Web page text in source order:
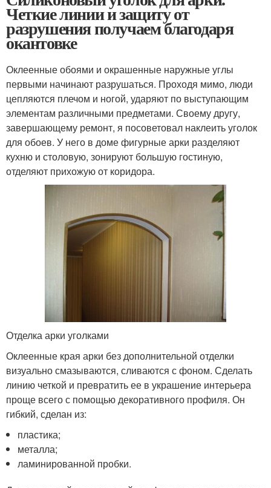
Четкие линии и защиту от
разрушения получаем благодаря
окантовке
Оклеенные обоями и окрашенные наружные углы
первыми начинают разрушаться. Проходя мимо, люди
цепляются плечом и ногой, ударяют по выступающим
элементам различными предметами. Своему другу,
завершающему ремонт, я посоветовал наклеить уголок
для обоев. У него в доме фигурные арки разделяют
кухню и столовую, зонируют большую гостиную,
отделяют прихожую от коридора.
Отделка арки уголками
Оклеенные края арки без дополнительной отделки
визуально смазываются, сливаются с фоном. Сделать
линию четкой и превратить ее в украшение интерьера
проще всего с помощью декоративного профиля. Он
гибкий, сделан из:
пластика;
металла;
ламинированной пробки.